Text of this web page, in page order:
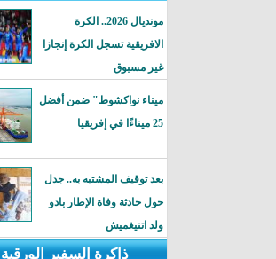
مونديال 2026.. الكرة
الافريقية تسجل الكرة إنجازا
غير مسبوق
ميناء نواكشوط" ضمن أفضل
25 ميناءًا في إفريقيا
بعد توقيف المشتبه به.. جدل
حول حادثة وفاة الإطار بادو
ولد اتنيغميش
ذاكرة السفير الورقية